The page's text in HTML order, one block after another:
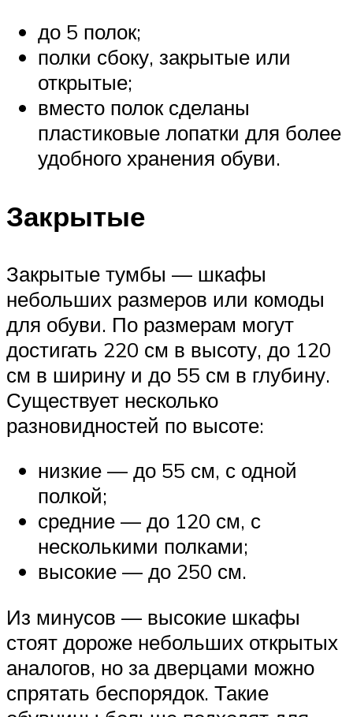
до 5 полок;
полки сбоку, закрытые или
открытые;
вместо полок сделаны
пластиковые лопатки для более
удобного хранения обуви.
Закрытые
Закрытые тумбы — шкафы
небольших размеров или комоды
для обуви. По размерам могут
достигать 220 см в высоту, до 120
см в ширину и до 55 см в глубину.
Существует несколько
разновидностей по высоте:
низкие — до 55 см, с одной
полкой;
средние — до 120 см, с
несколькими полками;
высокие — до 250 см.
Из минусов — высокие шкафы
стоят дороже небольших открытых
аналогов, но за дверцами можно
спрятать беспорядок. Такие